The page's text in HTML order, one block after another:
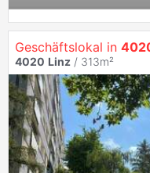
Geschäftslokal in
4020 Linz / 313m²